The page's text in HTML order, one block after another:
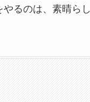
やるのは、素晴ら